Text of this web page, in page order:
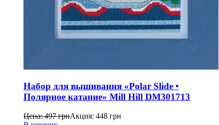
Набор для вышивания «Polar Slide •
Полярное катание» Mill Hill DM301713
Цена:497грнАкция: 448 грн